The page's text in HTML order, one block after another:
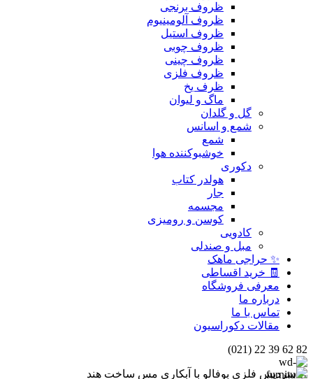
ظروف برنجی
ظروف آلومینیوم
ظروف استیل
ظروف چوبی
ظروف چینی
ظروف فلزی
ظرف یخ
ماگ و لیوان
گل و گلدان
شمع و اسانس
شمع
خوشبوکننده هوا
دکوری
هولدر کتاب
جار
مجسمه
کوسن و رومیزی
کادویی
مبل و صندلی
✨ حراجی ماهک
🧾 خرید اقساطی
معرفی فروشگاه
درباره ما
تماس با ما
مقالات دکوراسیون
82 62 39 22 (021)